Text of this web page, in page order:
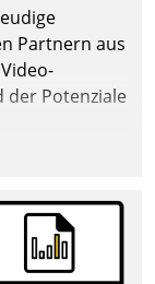
Partnern aus
der Potenziale